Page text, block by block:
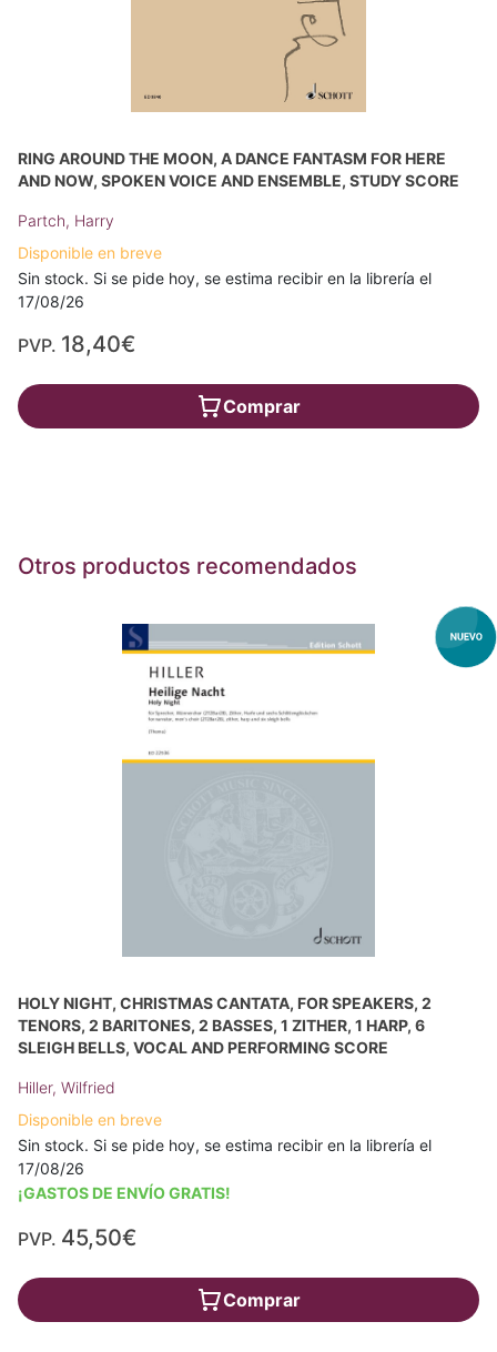
RING AROUND THE MOON, A DANCE FANTASM FOR HERE
AND NOW, SPOKEN VOICE AND ENSEMBLE, STUDY SCORE
Partch, Harry
Disponible en breve
Sin stock. Si se pide hoy, se estima recibir en la librería el
17/08/26
PVP. 18,40€
Comprar
Otros productos recomendados
HOLY NIGHT, CHRISTMAS CANTATA, FOR SPEAKERS, 2
TENORS, 2 BARITONES, 2 BASSES, 1 ZITHER, 1 HARP, 6
SLEIGH BELLS, VOCAL AND PERFORMING SCORE
Hiller, Wilfried
Disponible en breve
Sin stock. Si se pide hoy, se estima recibir en la librería el
17/08/26
¡GASTOS DE ENVÍO GRATIS!
PVP. 45,50€
Comprar